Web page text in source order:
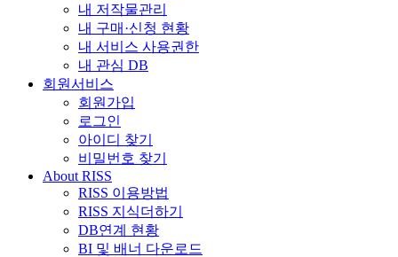
내 저작물관리
내 구매·신청 현황
내 서비스 사용권한
내 관심 DB
회원서비스
회원가입
로그인
아이디 찾기
비밀번호 찾기
About RISS
RISS 이용방법
RISS 지식더하기
DB연계 현황
BI 및 배너 다운로드